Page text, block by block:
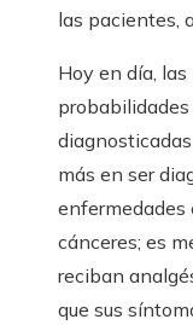
las pacientes,
Hoy en día,
más en ser
enfermedades
cánceres; es
reciban
que sus